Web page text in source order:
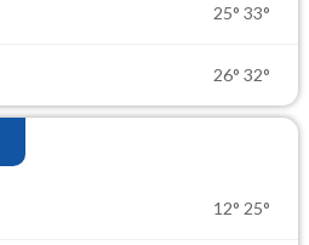
25° 33°
26° 32°
12° 25°